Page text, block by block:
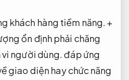
khách hàng tiềm năng. +
ổn định phải chăng
vi người dùng. đáp ứng
giao diện hay chức năng